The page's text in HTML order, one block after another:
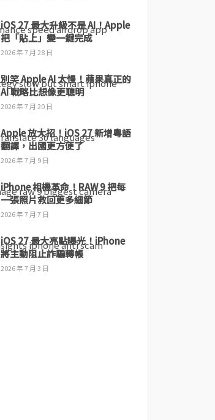
iOS 27 最大升級不是 AI！Apple
把「貼上」變一鍵完成
2026 年 7 月 28 日
別笑 Apple AI 太慢！蘋果真正的
AI 戰略比想像更聰明
2026 年 7 月 20 日
Apple 放大招！iOS 27 新增粵語
翻譯，出國更方便了
2026 年 7 月 9 日
iPhone 相機革命！RAW 9 把每
一張照片救回更多細節
2026 年 7 月 7 日
iOS 27 最大亮點曝光！iPhone
將主動阻止詐騙轉帳
2026 年 7 月 3 日